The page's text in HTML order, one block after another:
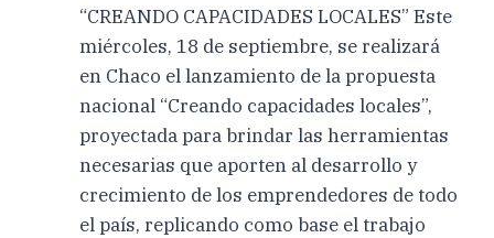
“CREANDO CAPACIDADES LOCALES” Este
miércoles, 18 de septiembre, se realizará
en Chaco el lanzamiento de la propuesta
nacional “Creando capacidades locales”,
proyectada para brindar las herramientas
necesarias que aporten al desarrollo y
crecimiento de los emprendedores de todo
el país, replicando como base el trabajo